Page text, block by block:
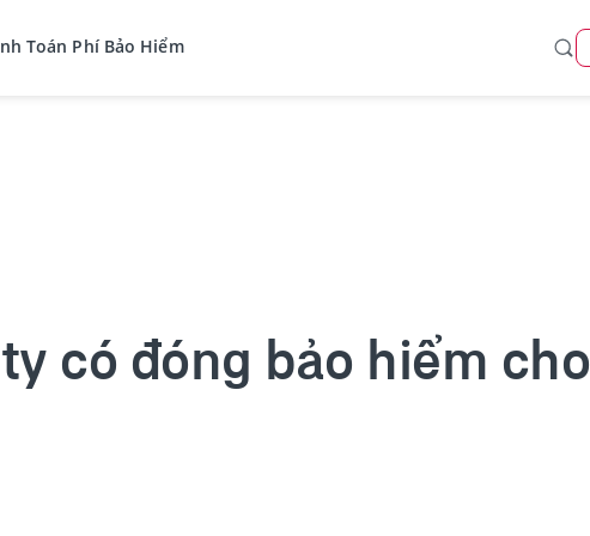
Toán Phí Bảo Hiểm
có đóng bảo hiểm cho